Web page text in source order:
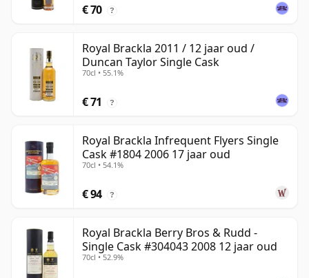
€ 70 ?
Royal Brackla 2011 / 12 jaar oud /
Duncan Taylor Single Cask
70cl • 55.1%
€ 71 ?
Royal Brackla Infrequent Flyers Single
Cask #1804 2006 17 jaar oud
70cl • 54.1%
€ 94 ?
Royal Brackla Berry Bros & Rudd -
Single Cask #304043 2008 12 jaar oud
70cl • 52.9%